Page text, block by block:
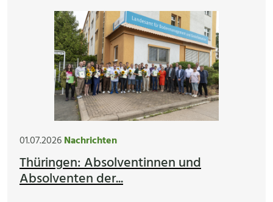
01.07.2026Nachrichten
Thüringen: Absolventinnen und
Absolventen der...